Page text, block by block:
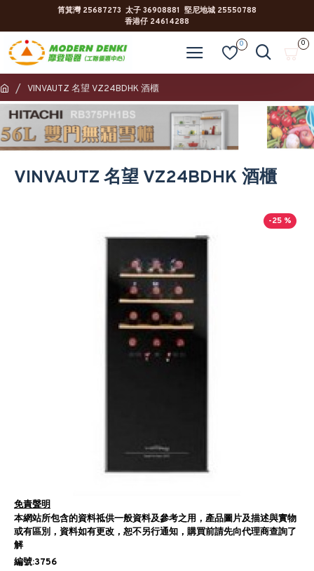
筲箕灣 25687273 太子 36908881 堅尼地城 25550788
香港仔 24614288
0 0
VINVAUTZ 名望 VZ24BDHK 酒櫃
VINVAUTZ 名望 VZ24BDHK 酒櫃
-25 %
免責聲明
本網站所包含的資料祗供一般資料及參考之用，產品圖片及描述與實物
或有區別，資料如有更改，恕不另行通知，購買前請先向代理商查詢了
解
編號:3756